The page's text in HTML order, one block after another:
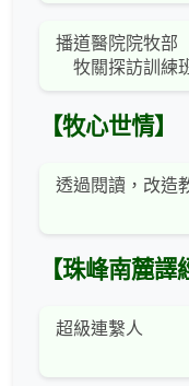
播道醫院院牧部
牧關探訪訓練
【牧心世情】
透過閱讀，改造
【珠峰南麓譯
超級連繫人